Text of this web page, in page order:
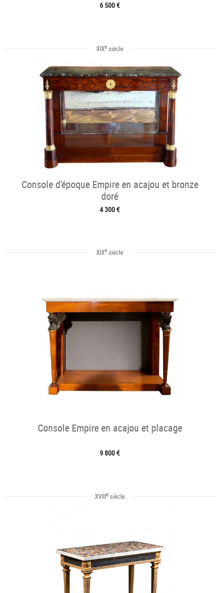
6 500 €
XIXe siècle
Console d'époque Empire en acajou et bronze
doré
4 300 €
XIXe siècle
Console Empire en acajou et placage
9 800 €
XVIIIe siècle